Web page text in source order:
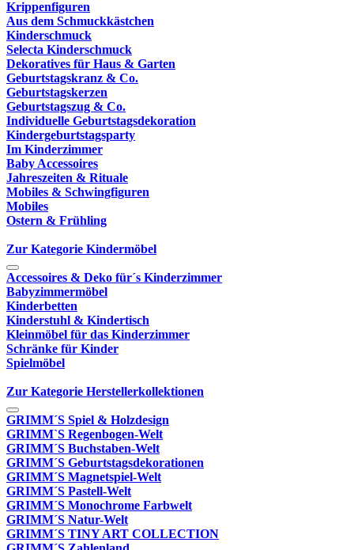
Krippenfiguren
Aus dem Schmuckkästchen
Kinderschmuck
Selecta Kinderschmuck
Dekoratives für Haus & Garten
Geburtstagskranz & Co.
Geburtstagskerzen
Geburtstagszug & Co.
Individuelle Geburtstagsdekoration
Kindergeburtstagsparty
Im Kinderzimmer
Baby Accessoires
Jahreszeiten & Rituale
Mobiles & Schwingfiguren
Mobiles
Ostern & Frühling
Zur Kategorie Kindermöbel
Accessoires & Deko für´s Kinderzimmer
Babyzimmermöbel
Kinderbetten
Kinderstuhl & Kindertisch
Kleinmöbel für das Kinderzimmer
Schränke für Kinder
Spielmöbel
Zur Kategorie Herstellerkollektionen
GRIMM´S Spiel & Holzdesign
GRIMM`S Regenbogen-Welt
GRIMM´S Buchstaben-Welt
GRIMM´S Geburtstagsdekorationen
GRIMM´S Magnetspiel-Welt
GRIMM´S Pastell-Welt
GRIMM´S Monochrome Farbwelt
GRIMM´S Natur-Welt
GRIMM´S TINY ART COLLECTION